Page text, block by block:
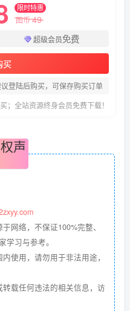
限时特惠
图币49
超级会员免费
买
登陆后购买，可保存购买订单
；全站资源终身会员免费下载！
声
网络，不保证100%完整、
习与参考。
使用，请勿用于非法用途，
载任何违法的相关信息，访